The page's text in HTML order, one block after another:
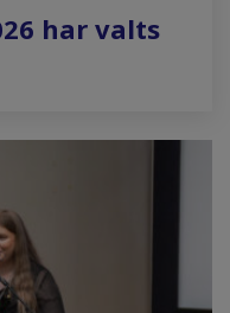
har valts